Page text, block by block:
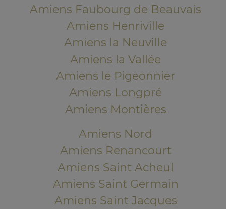
Amiens Faubourg de Beauvais
Amiens Henriville
Amiens la Neuville
Amiens la Vallée
Amiens le Pigeonnier
Amiens Longpré
Amiens Montières
Amiens Nord
Amiens Renancourt
Amiens Saint Acheul
Amiens Saint Germain
Amiens Saint Jacques